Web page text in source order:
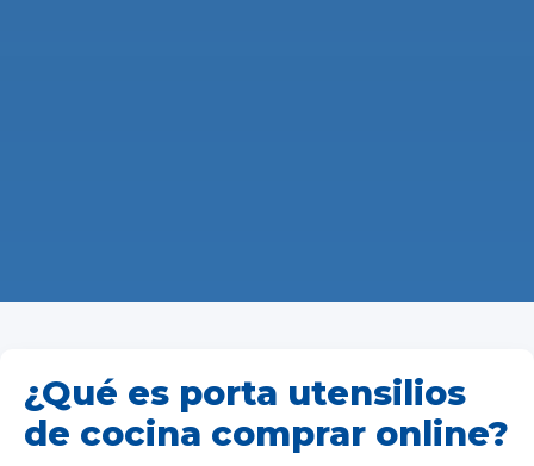
¿Qué es porta utensilios
de cocina comprar online?